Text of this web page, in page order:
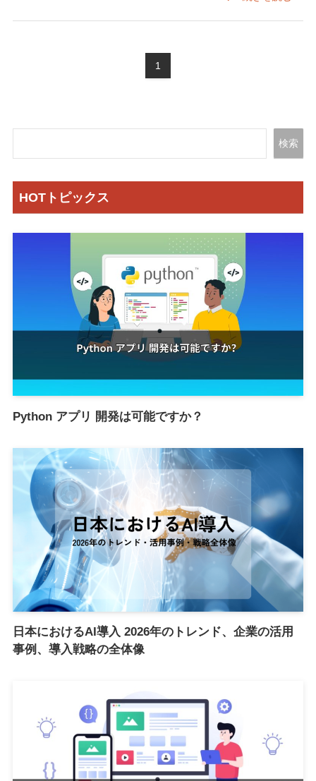
1
検索
HOTトピックス
Python アプリ 開発は可能ですか？
日本におけるAI導入 2026年のトレンド、企業の活用
事例、導入戦略の全体像